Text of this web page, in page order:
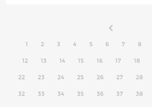
1 2 3 4 5 6 7 8
12 13 14 15 16 17 18
22 23 24 25 26 27 28
32 33 34 35 36 37 38